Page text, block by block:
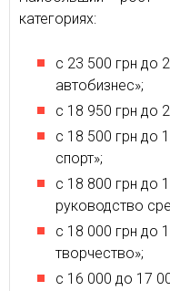
категориях:
с 23 500 грн до
автобизнес»;
с 18 950 грн до
с 18 500 грн до
спорт»;
с 18 800 грн до
руководство
с 18 000 грн до
творчество»;
с 16 000 до 17